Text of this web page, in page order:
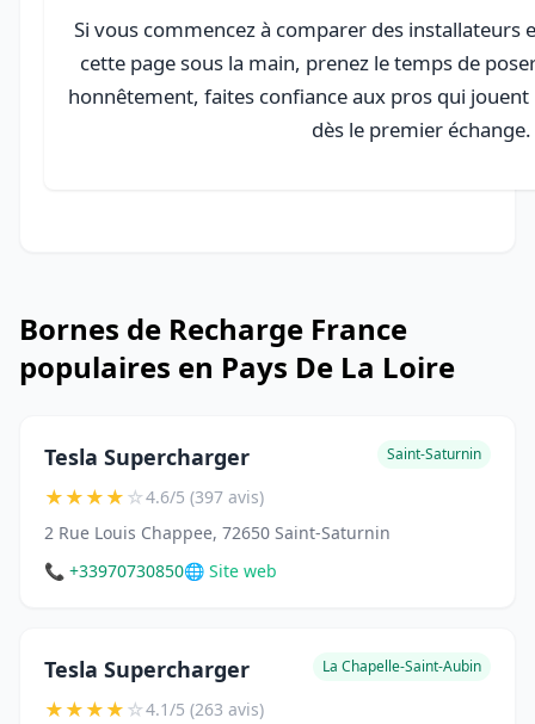
Si vous commencez à comparer des installateurs
cette page sous la main, prenez le temps de
honnêtement, faites confiance aux pros qui
dès le premier échange.
Bornes de Recharge France
populaires en Pays De La Loire
Tesla Supercharger Saint-Saturnin
★★★★☆4.6/5 (397 avis)
2 Rue Louis Chappee, 72650 Saint-Saturnin
📞 +33970730850🌐 Site web
Tesla Supercharger La Chapelle-Saint-Aubin
★★★★☆4.1/5 (263 avis)